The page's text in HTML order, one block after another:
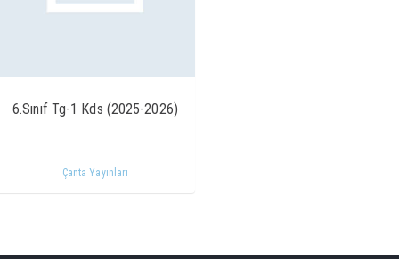
6.Sınıf Tg-1 Kds (2025-2026)
Çanta Yayınları